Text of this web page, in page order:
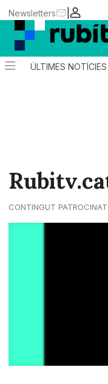
|
Newsletters
ÚLTIMES NOTÍCIES
CONTINGUT PATROCINAT